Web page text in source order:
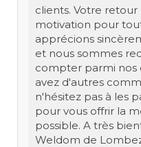
clients. Votre
motivation pour
apprécions
et nous sommes
compter parmi nos
avez d'autres
n'hésitez pas à les
pour vous offrir la
possible. A très
Weldom de